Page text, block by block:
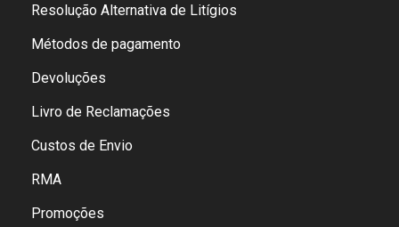
Resolução Alternativa de Litígios
Métodos de pagamento
Devoluções
Livro de Reclamações
Custos de Envio
RMA
Promoções